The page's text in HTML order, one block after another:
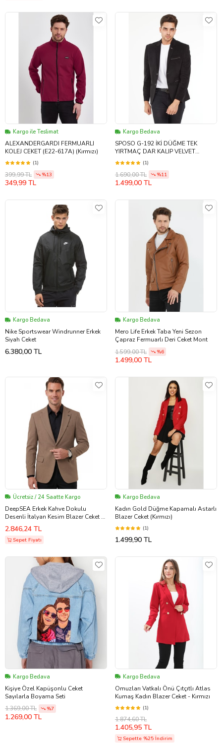
Kargo ile Teslimat
ALEXANDERGARDI FERMUARLI
KOLEJ CEKET (E22-617A) (Kırmızı)
(1)
399,99 TL %13
349,99 TL
Kargo Bedava
SPOSO G-192 İKİ DÜĞME TEK
YIRTMAÇ DAR KALIP VELVET
KUMAŞ BLAZER CEKET (Siyah)
(1)
1.690,00 TL %11
1.499,00 TL
Kargo Bedava
Nike Sportswear Windrunner Erkek
Siyah Ceket
6.380,00 TL
Kargo Bedava
Mero Life Erkek Taba Yeni Sezon
Çapraz Fermuarlı Deri Ceket Mont
1.599,00 TL
%6
1.499,00 TL
Ücretsiz / 24 Saatte Kargo
DeepSEA Erkek Kahve Dokulu
Desenli İtalyan Kesim Blazer Ceket –
Slim Fit Çift Düğme Ceket 2600817
2.846,24 TL
Sepet Fiyatı
Kargo Bedava
Kadın Gold Düğme Kapamalı Astarlı
Blazer Ceket (Kırmızı)
(1)
1.499,90 TL
Kargo Bedava
Kişiye Özel Kapüşonlu Ceket
Sayılarla Boyama Seti
1.369,00 TL
%7
1.269,00 TL
Kargo Bedava
Omuzları Vatkalı Önü Çıtçıtlı Atlas
Kumaş Kadın Blazer Ceket - Kırmızı
(1)
1.874,60 TL
1.405,95 TL
Sepette %25 İndirim